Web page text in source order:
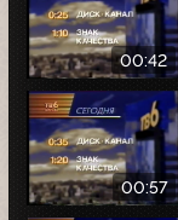
00:42
00:57